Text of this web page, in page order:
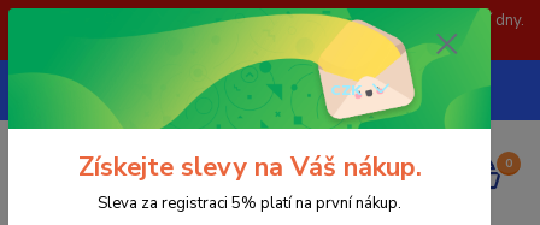
POZOR: 31.7 , 3.8 a 5.8- zavřeno. objednávky odešleme následující dny.
Děkujeme za pochopení.
CZK
739252246
(Po-Pá, 8-15 hod.)
0
0,00 Kč
Získejte slevy na Váš nákup.
Sleva za registraci 5% platí na první nákup.